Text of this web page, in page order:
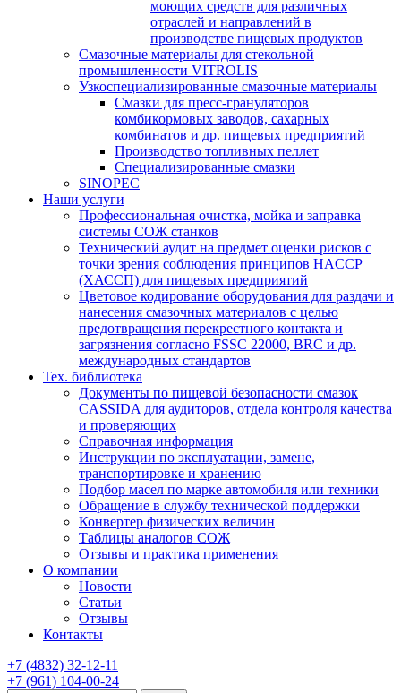
моющих средств для различных
отраслей и направлений в
производстве пищевых продуктов
Смазочные материалы для стекольной
промышленности VITROLIS
Узкоспециализированные смазочные материалы
Смазки для пресс-грануляторов
комбикормовых заводов, сахарных
комбинатов и др. пищевых предприятий
Производство топливных пеллет
Специализированные смазки
SINOPEC
Наши услуги
Профессиональная очистка, мойка и заправка
системы СОЖ станков
Технический аудит на предмет оценки рисков с
точки зрения соблюдения принципов HACCP
(ХАССП) для пищевых предприятий
Цветовое кодирование оборудования для раздачи и
нанесения смазочных материалов с целью
предотвращения перекрестного контакта и
загрязнения согласно FSSC 22000, BRC и др.
международных стандартов
Тех. библиотека
Документы по пищевой безопасности смазок
CASSIDA для аудиторов, отдела контроля качества
и проверяющих
Справочная информация
Инструкции по эксплуатации, замене,
транспортировке и хранению
Подбор масел по марке автомобиля или техники
Обращение в службу технической поддержки
Конвертер физических величин
Таблицы аналогов СОЖ
Отзывы и практика применения
О компании
Новости
Статьи
Отзывы
Контакты
+7 (4832) 32-12-11
+7 (961) 104-00-24